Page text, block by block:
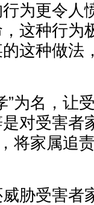
为更令人
这种行为
这种做法
”为名，让
对受害者
将家属追
胁受害者